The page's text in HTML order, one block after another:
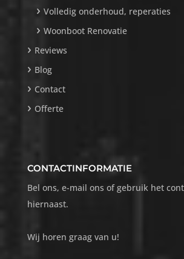
Volledig onderhoud, reperaties
Woonboot Renovatie
Reviews
Blog
Contact
Offerte
CONTACTINFORMATIE
Bel ons, e-mail ons of gebruik het
hiernaast.
Wij horen graag van u!